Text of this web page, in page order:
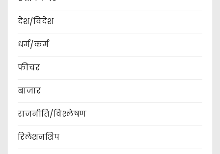
देश/विदेश
धर्म/कर्म
फीचर
बाजार
राजनीति/विश्लेषण
रिलेशनशिप